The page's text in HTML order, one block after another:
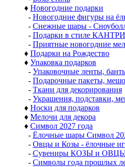
♦ Новогодние подарки
- Новогодние фигуры на
- Снежные шары -
- Подарки в стиле КАНТРИ
- Приятные новогодние
♦ Подарки на Рождество
♦ Упаковка подарков
- Упаковочные ленты,
- Подарочные пакеты,
- Ткани для декорирования
- Украшения, подставки,
♦ Носки для подарков
♦ Мелочи для декора
♦ Символ 2027 года
- Ёлочные шары Символ
- Овцы и Козы - ёлочные
- Сувениры КОЗЫ и
- Символы года прошлых